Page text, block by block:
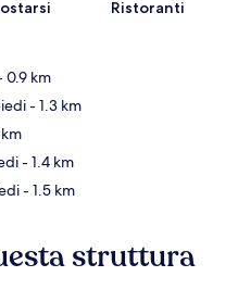
Ristoranti
0.9 km
- 1.3 km
- 1.4 km
- 1.5 km
struttura